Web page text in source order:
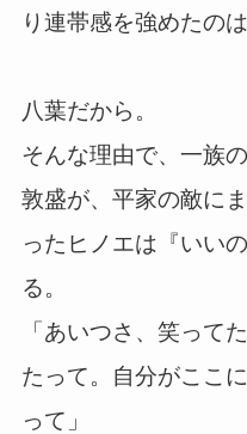
り連帯感を強めたの
八葉だから。
そんな理由で、一族
敦盛が、平家の敵に
ったヒノエは『いい
る。
「あいつさ、笑って
たって。自分がここ
って」